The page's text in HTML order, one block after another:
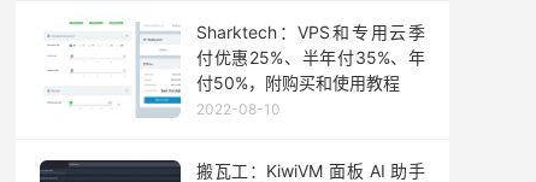
Sharktech：VPS和专用云季
付优惠25%、半年付35%、年
付50%，附购买和使用教程
2022-08-10
搬瓦工：KiwiVM 面板 AI 助手